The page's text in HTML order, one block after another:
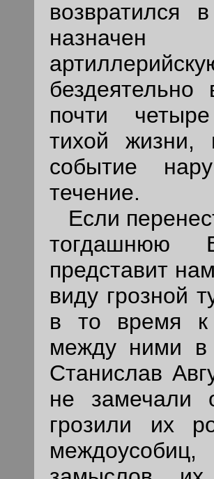
возвратился
почти
тихой жизни,
событие
течение.
Если
тогдашнюю
представит
виду грозной
в то время
между ними в
Станислав
не замечали
грозили их